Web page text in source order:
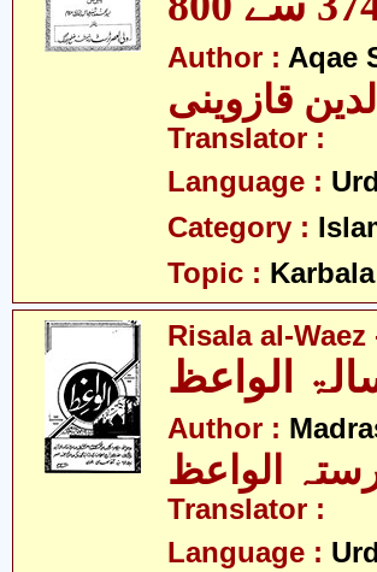
Author : Aqae
Translator :
Language :
Category :
Topic : Karbala
Risala al-Waez
الواعظ
Author :
الواعظ
Translator :
Language :